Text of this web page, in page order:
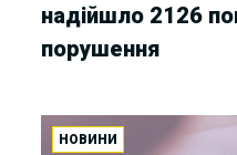
надійшло 2126
порушення
НОВИНИ